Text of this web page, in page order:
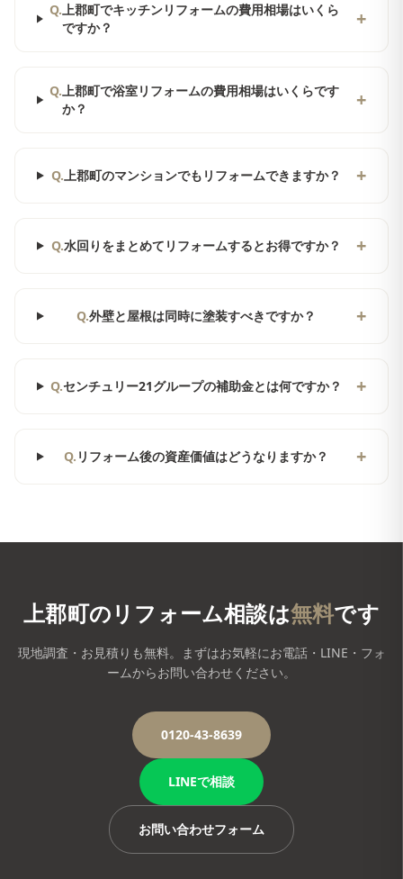
Q.上郡町でキッチンリフォームの費用相場はいくら
ですか？
+
Q.上郡町で浴室リフォームの費用相場はいくらです
か？
+
Q.上郡町のマンションでもリフォームできますか？ +
Q.水回りをまとめてリフォームするとお得ですか？ +
Q.外壁と屋根は同時に塗装すべきですか？ +
Q.センチュリー21グループの補助金とは何ですか？ +
Q. リフォーム後の資産価値はどうなりますか？ +
上郡町のリフォーム相談は無料です
現地調査・お見積りも無料。まずはお気軽にお電話・LINE・フォ
ームからお問い合わせください。
0120-43-8639
LINEで相談
お問い合わせフォーム